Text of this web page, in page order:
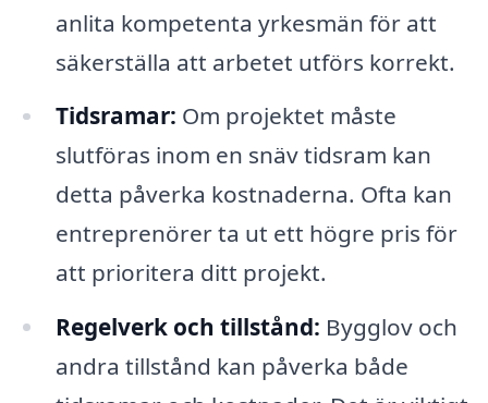
anlita kompetenta yrkesmän för att
säkerställa att arbetet utförs korrekt.
Tidsramar: Om projektet måste
slutföras inom en snäv tidsram kan
detta påverka kostnaderna. Ofta kan
entreprenörer ta ut ett högre pris för
att prioritera ditt projekt.
Regelverk och tillstånd: Bygglov och
andra tillstånd kan påverka både